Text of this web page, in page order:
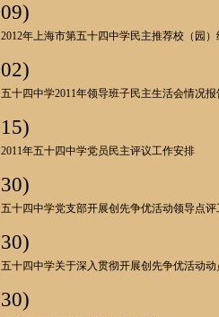
09)
2012年上海市第五十四中学民主推荐校（园
02)
五十四中学2011年领导班子民主生活会情况报
15)
2011年五十四中学党员民主评议工作安排
30)
五十四中学党支部开展创先争优活动领导点
30)
五十四中学关于深入贯彻开展创先争优活动动
30)